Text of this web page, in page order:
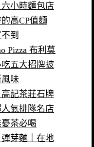
六小時麵包店
高CP值麵
到
Pizza 布利莫
五大招牌披
味
高記茶莊石牌
氣排隊名店
茶必喝
彈芽麵｜在地